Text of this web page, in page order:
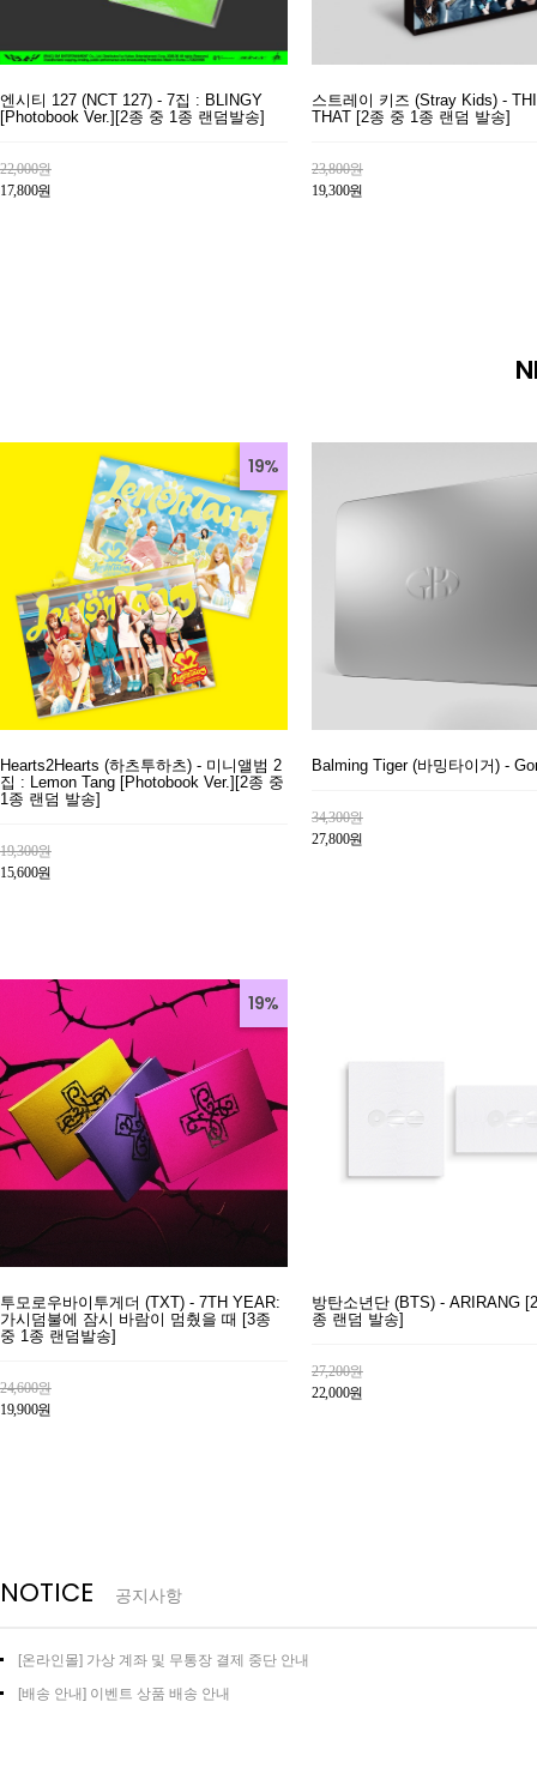
엔시티 127 (NCT 127) - 7집 : BLINGY
[Photobook Ver.][2종 중 1종 랜덤발송]
22,000원
17,800원
스트레이 키즈 (Stray Kids) -
THAT [2종 중 1종 랜덤 발송]
23,800원
19,300원
19%
Hearts2Hearts (하츠투하츠) - 미니앨범 2
집 : Lemon Tang [Photobook Ver.][2종 중
1종 랜덤 발송]
19,300원
15,600원
Balming Tiger (바밍타이거) -
34,300원
27,800원
19%
투모로우바이투게더 (TXT) - 7TH YEAR:
가시덤불에 잠시 바람이 멈췄을 때 [3종
중 1종 랜덤발송]
24,600원
19,900원
방탄소년단 (BTS) - ARIRANG
종 랜덤 발송]
27,200원
22,000원
NOTICE 공지사항
[온라인몰] 가상 계좌 및 무통장 결제 중단 안내
[배송 안내] 이벤트 상품 배송 안내